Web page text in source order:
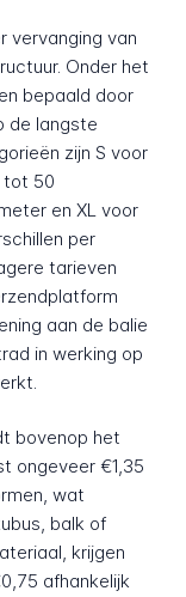
vervanging van
Onder het
bepaald door
de langste
zijn S voor
tot 50
en XL voor
per
tarieven
aan de balie
in werking op
bovenop het
ongeveer €1,35
wat
balk of
krijgen
afhankelijk